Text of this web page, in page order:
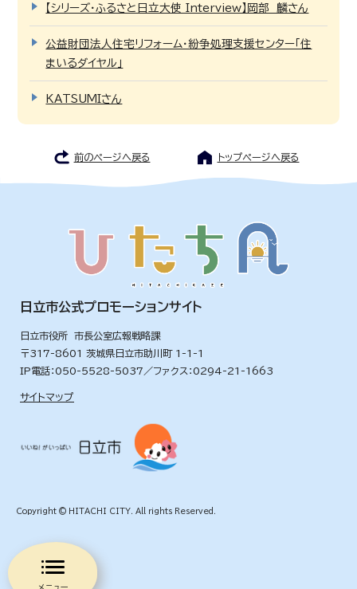
【シリーズ・ふるさと日立大使 Interview】岡部 麟さん
公益財団法人住宅リフォーム・紛争処理支援センター「住
まいるダイヤル」
KATSUMIさん
メニュー
前のページへ戻る トップページへ戻る
日立市公式プロモーションサイト
日立市役所 市長公室広報戦略課
〒317-8601 茨城県日立市助川町 1-1-1
IP電話：050-5528-5037／ファクス：0294-21-1663
サイトマップ
Copyright © HITACHI CITY. All rights Reserved.